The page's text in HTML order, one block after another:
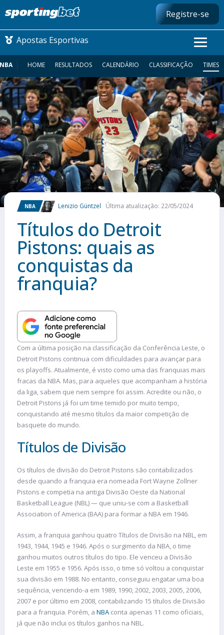
Registre-se
Apostas Esportivas
CONMEBOL LIBERTADORES
FUTEBOL NACIONAL
FUTEBOL INTERNACIONAL
COMO APOSTAR
MAIS ESPORTES
NBA HOME RESULTADOS CALENDÁRIO CLASSIFICAÇÃO TIMES
NBA Lenizio Güntzel Última atualização: 22/05/2024
Títulos do Detroit
Pistons: quais as
conquistas da
franquia?
Com a última posição na classificação da Conferência Leste, o
Detroit Pistons continua com dificuldades para avançar para
os playoffs. Atualmente, é visto como uma das franquias mais
fracas da NBA. Mas, para aqueles que acompanham a história
da liga, sabem que nem sempre foi assim. Acredite ou não, o
Detroit Pistons já foi um time temido por muito tempo,
conquistando até mesmo títulos da maior competição de
basquete do mundo.
Títulos de Divisão
Os títulos de divisão do Detroit Pistons são contabilizados
desde quando a franquia era nomeada Fort Wayne Zollner
Pistons e competia na antiga Divisão Oeste da National
Basketball League (NBL) — que uniu-se com a Basketball
Association of America (BAA) para formar a NBA em 1946.
Assim, a franquia ganhou quatro Títulos de Divisão na NBL, em
1943, 1944, 1945 e 1946. Após o surgimento da NBA, o time
ganhou muitos outros títulos do tipo. Ele venceu a Divisão
Leste em 1955 e 1956. Após isso, o time só voltou a conquistar
sua divisão em 1988. No entanto, conseguiu engatar uma boa
sequência, vencendo-a em 1989, 1990, 2002, 2003, 2005, 2006,
2007 e por último em 2008, contabilizando 15 títulos de Divisão
para a franquia. Porém, a NBA conta apenas 11 como oficiais,
já que não inclui os títulos ganhos na NBL.